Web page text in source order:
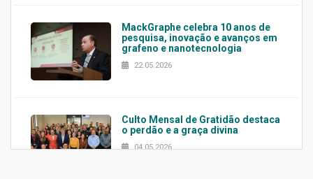
MackGraphe celebra 10 anos de
pesquisa, inovação e avanços em
grafeno e nanotecnologia
22.05.2026
Culto Mensal de Gratidão destaca
o perdão e a graça divina
04.05.2026